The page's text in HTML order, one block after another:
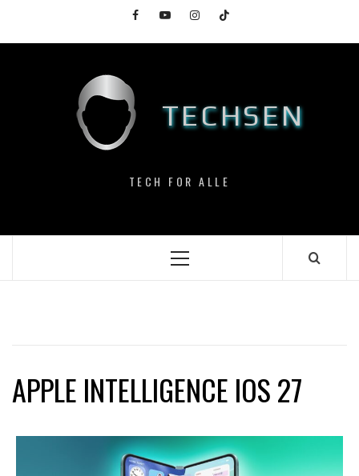
content
FacebookYouTubeInstagramTikTok
TECHSEN
TECH FOR ALLE
Primary
APPLE INTELLIGENCE IOS 27